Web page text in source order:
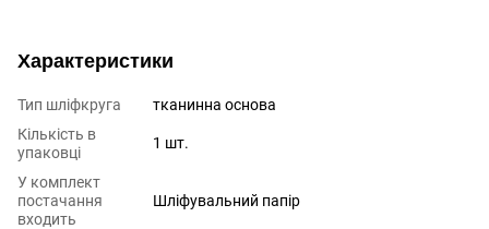
Характеристики
Тип шліфкруга
тканинна основа
Кількість в
упаковці
1 шт.
У комплект
постачання
входить
Шліфувальний папір